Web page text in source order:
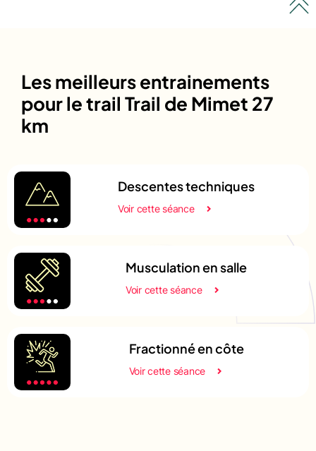
Les meilleurs entrainements
pour le trail Trail de Mimet 27
km
Descentes techniques
Voir cette séance
Musculation en salle
Voir cette séance
Fractionné en côte
Voir cette séance